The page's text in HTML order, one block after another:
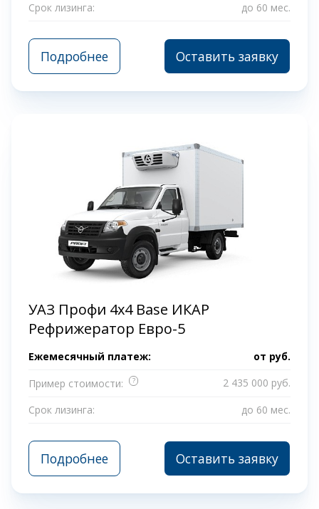
Срок лизинга:
до 60 мес.
Подробнее Оставить заявку
УАЗ Профи 4x4 Base ИКАР
Рефрижератор Евро-5
Ежемесячный платеж: от руб.
Пример стоимости:
?
2 435 000 руб.
Срок лизинга:
до 60 мес.
Подробнее Оставить заявку